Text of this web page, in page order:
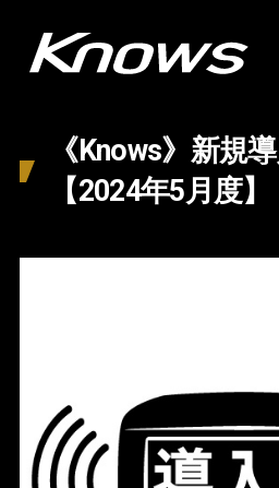
《Knows》新規
【2024年5月度】